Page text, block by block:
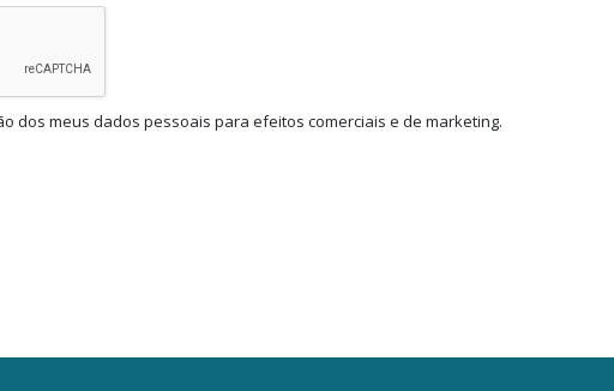
dos meus dados pessoais para efeitos comerciais e de marketing.